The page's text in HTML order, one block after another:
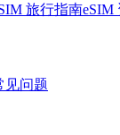
旅行指南eSIM
见问题